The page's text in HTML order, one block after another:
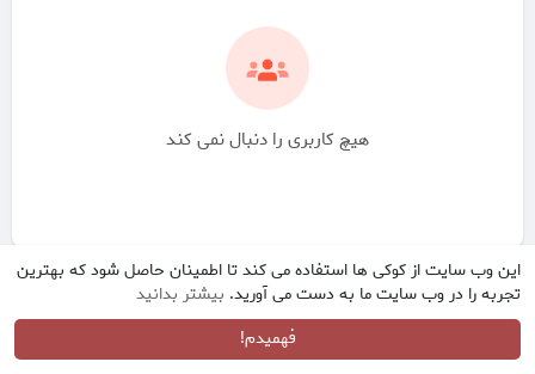
این وب سایت از کوکی ها استفاده می کند تا اطمینان حاصل شود که بهترین
تجربه را در وب سایت ما به دست می آورید. بیشتر بدانید
فهمیدم!
هیچ کاربری را دنبال نمی کند